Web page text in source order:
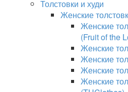
Толстовки и худи
Женские
Женские
(Fruit of the
Женские
Женские
Женские
Женские